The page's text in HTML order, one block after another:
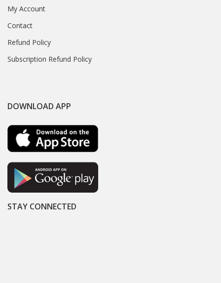
My Account
Contact
Refund Policy
Subscription Refund Policy
DOWNLOAD APP
STAY CONNECTED